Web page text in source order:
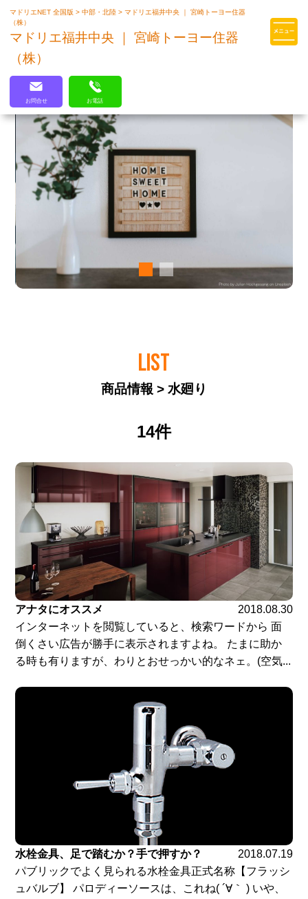
マドリエはLIXILの厳しい基準を
マドリエNET 全国版>中部・北陸>マドリエ福井中央 ｜ 宮崎トーヨー住器
（株）
マドリエ福井中央 ｜ 宮崎トーヨー住器
（株）
お問合せ お電話
LIST
商品情報 > 水廻り
14件
アナタにオススメ
2018.08.30
インターネットを閲覧していると、検索ワードから 面
倒くさい広告が勝手に表示されますよね。 たまに助か
る時も有りますが、わりとおせっかい的なネェ。(空気...
水栓金具、足で踏むか？手で押すか？
2018.07.19
パブリックでよく見られる水栓金具正式名称【フラッシ
ュバルブ】 パロディーソースは、これね( ´∀｀ ) いや、